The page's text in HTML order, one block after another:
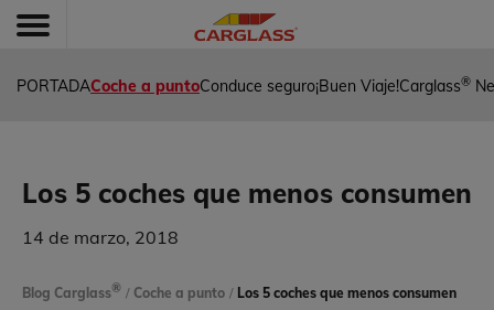
PORTADACoche a puntoConduce seguro¡Buen Viaje!Carglass®
Los 5 coches que menos consumen
14 de marzo, 2018
Blog Carglass® / Coche a punto / Los 5 coches que menos consumen